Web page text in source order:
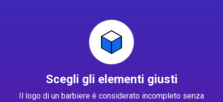
Scegli gli elementi giusti
Il logo di un barbiere è considerato incompleto senza